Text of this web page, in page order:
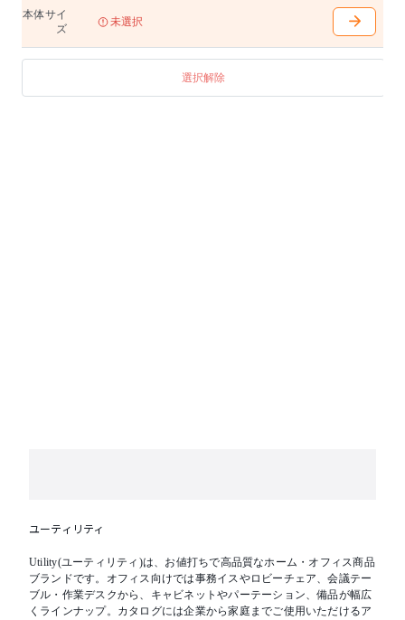
本体サイ
ズ
未選択
選択解除
ユーティリティ
Utility(ユーティリティ)は、お値打ちで高品質なホーム・オフィス商品
ブランドです。オフィス向けでは事務イスやロビーチェア、会議テー
ブル・作業デスクから、キャビネットやパーテーション、備品が幅広
くラインナップ。カタログには企業から家庭までご使用いただけるア